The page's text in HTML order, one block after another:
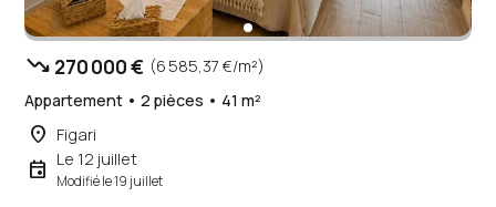
trending_down 270 000 € (6 585,37 €/m²)
Appartement • 2 pièces • 41 m²
place Figari
event Le 12 juillet
Modifié le 19 juillet